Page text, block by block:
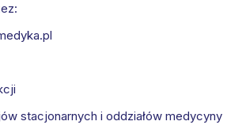
stacjonarnych i oddziałów medycyny